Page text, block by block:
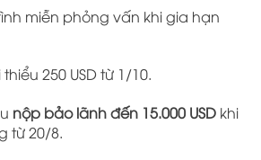
miễn phỏng vấn khi gia hạn
250 USD từ 1/10.
nộp bảo lãnh đến 15.000 USDkhi
từ 20/8.